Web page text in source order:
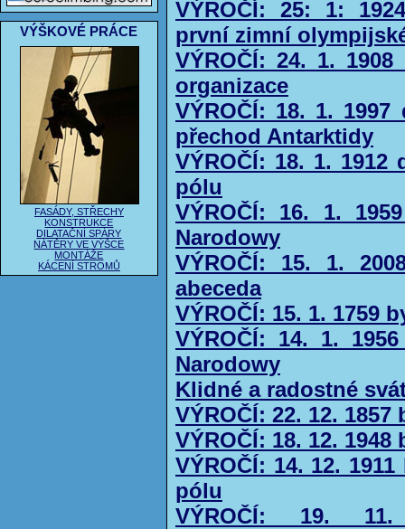
VÝŠKOVÉ PRÁCE
FASÁDY, STŘECHY
KONSTRUKCE
DILATAČNÍ SPÁRY
NÁTĚRY VE VÝŠCE
MONTÁŽE
KÁCENÍ STROMŮ
VÝROČÍ: 25: 1:
první zimní
VÝROČÍ: 24. 1.
organizace
VÝROČÍ: 18. 1.
přechod Antarktidy
VÝROČÍ: 18. 1.
pólu
VÝROČÍ: 16. 1.
Narodowy
VÝROČÍ: 15. 1.
abeceda
VÝROČÍ: 15. 1. 1759
VÝROČÍ: 14. 1.
Narodowy
Klidné a radostné
VÝROČÍ: 22. 12.
VÝROČÍ: 18. 12.
VÝROČÍ: 14. 12.
pólu
VÝROČÍ: 19.